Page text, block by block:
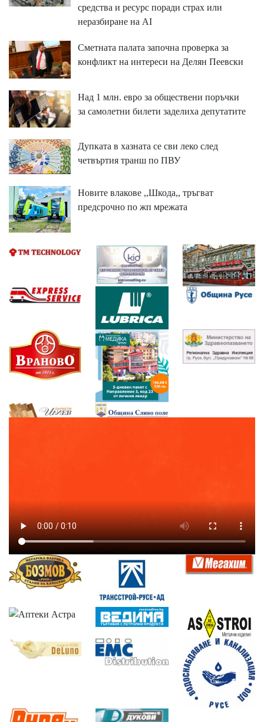
средства и ресурс поради страх или
неразбиране на AI
Сметната палата започна проверка за
конфликт на интереси на Делян Пеевски
Над 1 млн. евро за обществени поръчки
за самолетни билети заделиха депутатите
Дупката в хазната се сви леко след
четвъртия транш по ПВУ
Новите влакове ,,Шкода,, тръгват
предсрочно по жп мрежата